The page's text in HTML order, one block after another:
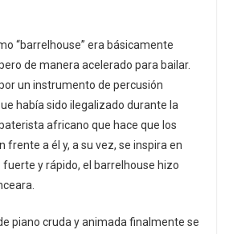
“barrelhouse” era básicamente
de manera acelerado para bailar.
un instrumento de percusión
había sido ilegalizado durante la
africano que hace que los
frente a él y, a su vez, se inspira en
y rápido, el barrelhouse hizo
piano cruda y animada finalmente se